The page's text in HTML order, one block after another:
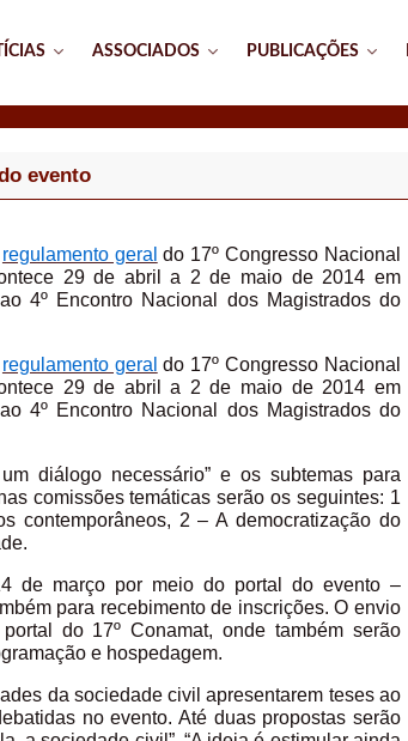
ASSOCIADOS PUBLICAÇÕES
evento
regulamento geral do 17º Congresso Nacional
29 de abril a 2 de maio de 2014 em
4º Encontro Nacional dos Magistrados do
regulamento geral do 17º Congresso Nacional
29 de abril a 2 de maio de 2014 em
4º Encontro Nacional dos Magistrados do
diálogo necessário” e os subtemas para
comissões temáticas serão os seguintes: 1
contemporâneos, 2 – A democratização do
de março por meio do portal do evento –
para recebimento de inscrições. O envio
do 17º Conamat, onde também serão
e hospedagem.
da sociedade civil apresentarem teses ao
no evento. Até duas propostas serão